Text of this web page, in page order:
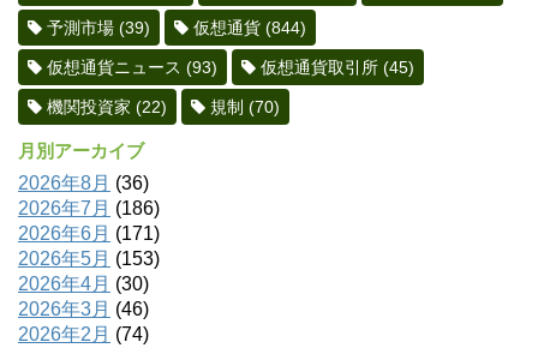
予測市場 (39) 仮想通貨 (844)
仮想通貨ニュース (93) 仮想通貨取引所 (45)
機関投資家 (22) 規制 (70)
月別アーカイブ
2026年8月 (36)
2026年7月 (186)
2026年6月 (171)
2026年5月 (153)
2026年4月 (30)
2026年3月 (46)
2026年2月 (74)